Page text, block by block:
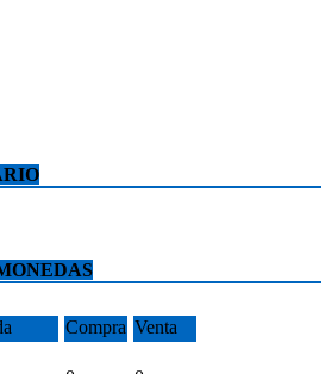
Compra Venta